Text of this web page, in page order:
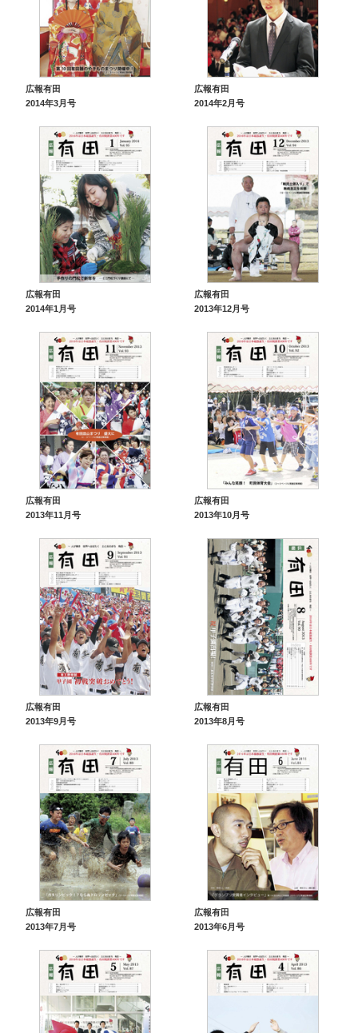
広報有田
2014年3月号
広報有田
2014年2月号
広報有田
2014年1月号
広報有田
2013年12月号
広報有田
2013年11月号
広報有田
2013年10月号
広報有田
2013年9月号
広報有田
2013年8月号
広報有田
2013年7月号
広報有田
2013年6月号